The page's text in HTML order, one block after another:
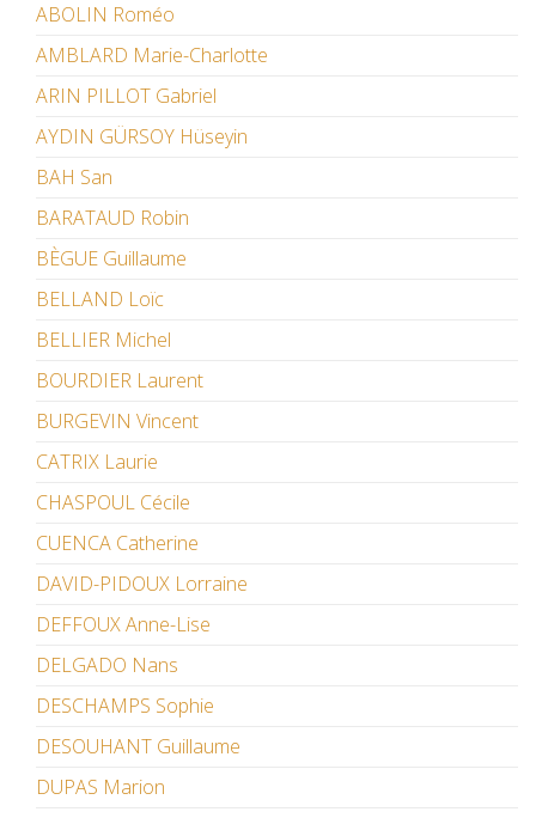
ABOLIN Roméo
AMBLARD Marie-Charlotte
ARIN PILLOT Gabriel
AYDIN GÜRSOY Hüseyin
BAH San
BARATAUD Robin
BÈGUE Guillaume
BELLAND Loïc
BELLIER Michel
BOURDIER Laurent
BURGEVIN Vincent
CATRIX Laurie
CHASPOUL Cécile
CUENCA Catherine
DAVID-PIDOUX Lorraine
DEFFOUX Anne-Lise
DELGADO Nans
DESCHAMPS Sophie
DESOUHANT Guillaume
DUPAS Marion